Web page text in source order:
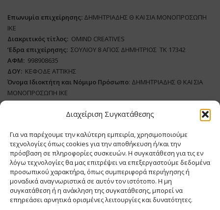
Διαχείριση Συγκατάθεσης
Για να παρέχουμε την καλύτερη εμπειρία, χρησιμοποιούμε
τεχνολογίες όπως cookies για την αποθήκευση ή/και την
πρόσβαση σε πληροφορίες συσκευών. Η συγκατάθεση για τις εν
λόγω τεχνολογίες θα μας επιτρέψει να επεξεργαστούμε δεδομένα
προσωπικού χαρακτήρα, όπως συμπεριφορά περιήγησης ή
μοναδικά αναγνωριστικά σε αυτόν τον ιστότοπο. Η μη
συγκατάθεση ή η ανάκληση της συγκατάθεσης, μπορεί να
επηρεάσει αρνητικά ορισμένες λειτουργίες και δυνατότητες.
Επωνυμία επιχείρησης: ΔΗΜΗΤΡΙΑΔΗΣ Θ ΚΑΙ ΣΙΑ ΜΟΝΟΠΡΟΣΩΠΗ
ΙΚΕ
Διακριτικός τίτλος: ΟΜΙΝD CREATIVES
‘Eδρα επιχείρησης: ΣΟΥΛΙΟΥ 8 ΑΓΙΟΣ ΔΗΜΗΤΡΙΟΣ ΤΚ 17342
ΑΦΜ: 998908635
ΔΟΥ: ΚΕΦΟΔΕ ΑΤΤΙΚΗΣ
Όνομα Ιδιοκτήτη και Νόμιμο Πρόσωπο: ΔΗΜΗΤΡΙΑΔΗΣ Θ ΚΑΙ ΣΙΑ
ΜΟΝΟΠΡΟΣΩΠΗ ΙΚΕ
Διευθυντής Σύνταξης:ΒΛΑΔΙΜΗΡΟΥ ΧΡΙΣΤΙΝΑ
ΔικαιούχοςDomain:ΔΗΜΗΤΡΙΑΔΗΣ Θ ΚΑΙ ΣΙΑ ΜΟΝΟΠΡΟΣΩΠΗ ΙΚΕ
Διευθυντής: ΕΥΘΥΜΙΑΤΟΥ ΜΑΡΙΑ
Διαχειριστής:
ΕΥΘΥΜΙΑΤΟΥ ΜΑΡΙΑ
Δήλωση Συμμόρφωσης